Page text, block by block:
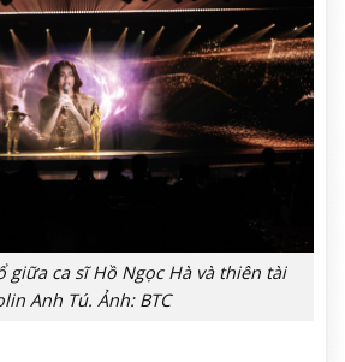
giữa ca sĩ Hồ Ngọc Hà và thiên tài
Anh Tú. Ảnh: BTC